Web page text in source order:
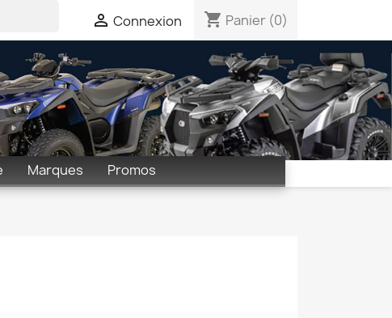
 Connexion shopping_cart Panier (0)
Marques
Promos